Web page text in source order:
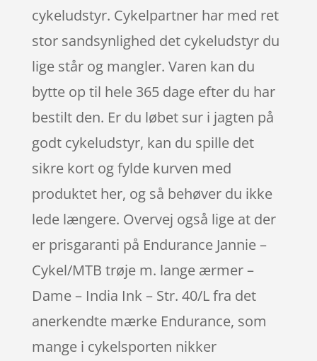
cykeludstyr. Cykelpartner har med ret
stor sandsynlighed det cykeludstyr du
lige står og mangler. Varen kan du
bytte op til hele 365 dage efter du har
bestilt den. Er du løbet sur i jagten på
godt cykeludstyr, kan du spille det
sikre kort og fylde kurven med
produktet her, og så behøver du ikke
lede længere. Overvej også lige at der
er prisgaranti på Endurance Jannie –
Cykel/MTB trøje m. lange ærmer –
Dame – India Ink – Str. 40/L fra det
anerkendte mærke Endurance, som
mange i cykelsporten nikker